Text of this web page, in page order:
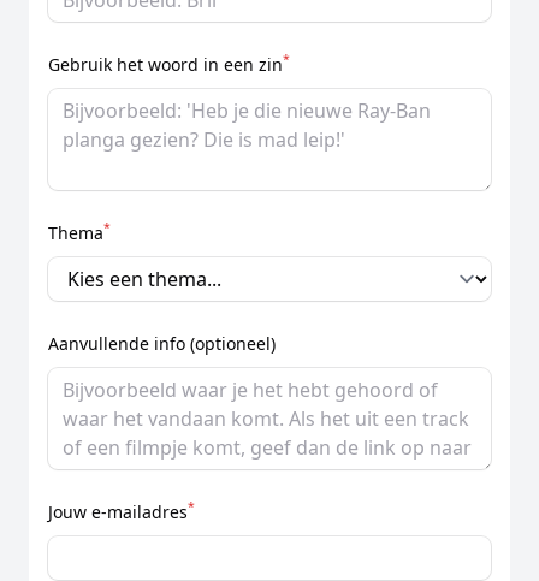
Gebruik het woord in een zin*
Thema*
Aanvullende info (optioneel)
Jouw e-mailadres*